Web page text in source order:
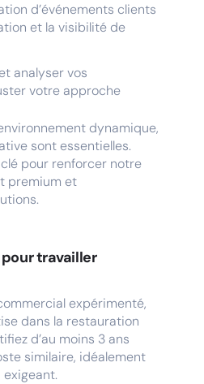
d’événements clients
et la visibilité de
analyser vos
votre approche
dynamique,
sont essentielles.
pour renforcer notre
premium et
travailler
expérimenté,
dans la restauration
d’au moins 3 ans
similaire, idéalement
exigeant.